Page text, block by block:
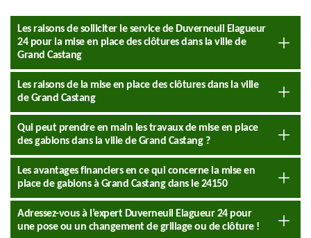
Les raisons de solliciter le service de Duverneuil Elagueur
24 pour la mise en place des clôtures dans la ville de
Grand Castang
Les raisons de la mise en place des clôtures dans la ville
de Grand Castang
Qui peut prendre en main les travaux de mise en place
des gabions dans la ville de Grand Castang ?
Les avantages financiers en ce qui concerne la mise en
place de gabions à Grand Castang dans le 24150
Adressez-vous à l’expert Duverneuil Elagueur 24 pour
une pose ou un changement de grillage ou de clôture !